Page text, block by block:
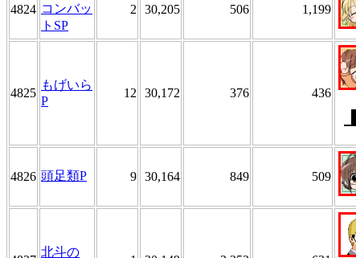
4824 コンバッ
トSP
2 30,205 506 1,199
4825
もげいら
P
12 30,172 376 436
4826 頭足類P 9 30,164 849 509
北斗の